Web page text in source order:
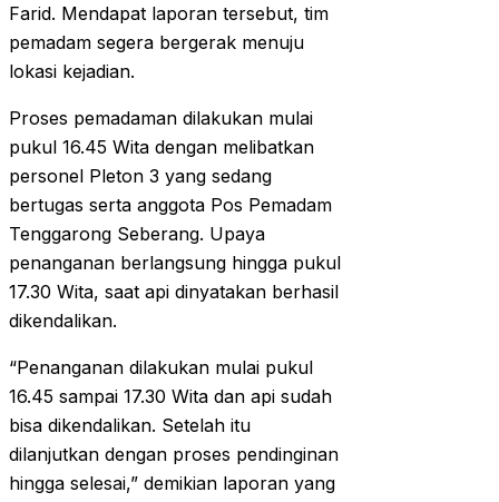
Farid. Mendapat laporan tersebut, tim
pemadam segera bergerak menuju
lokasi kejadian.
Proses pemadaman dilakukan mulai
pukul 16.45 Wita dengan melibatkan
personel Pleton 3 yang sedang
bertugas serta anggota Pos Pemadam
Tenggarong Seberang. Upaya
penanganan berlangsung hingga pukul
17.30 Wita, saat api dinyatakan berhasil
dikendalikan.
“Penanganan dilakukan mulai pukul
16.45 sampai 17.30 Wita dan api sudah
bisa dikendalikan. Setelah itu
dilanjutkan dengan proses pendinginan
hingga selesai,” demikian laporan yang